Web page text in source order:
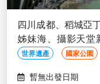
四川成都、稻城亞
姊妹海、攝影天堂
(文化參訪)
世界遺產 國家公園
暫無出發日期